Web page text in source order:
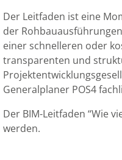
Der Leitfaden ist eine
der
einer schnelleren oder
transparenten und
Generalplaner POS4
Der BIM-Leitfaden “Wie
werden.